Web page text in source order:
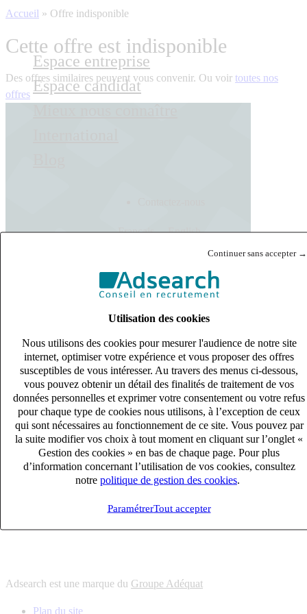
Continuer sans accepter →
Utilisation des cookies
Nous utilisons des cookies pour mesurer l'audience de notre site
internet, optimiser votre expérience et vous proposer des offres
susceptibles de vous intéresser. Au travers des menus ci-dessous,
vous pouvez obtenir un détail des finalités de traitement de vos
données personnelles et exprimer votre consentement ou votre refus
pour chaque type de cookies nous utilisons, à l’exception de ceux
qui sont nécessaires au fonctionnement de ce site. Vous pouvez par
la suite modifier vos choix à tout moment en cliquant sur l’onglet «
Gestion des cookies » en bas de chaque page. Pour plus
d’information concernant l’utilisation de vos cookies, consultez
notre politique de gestion des cookies
ParamétrerTout accepter
Espace entreprise
Espace candidat
Français English
Accueil » Offre indisponible
Cette offre est indisponible
Des offres similaires peuvent vous convenir. Ou voir toutes nos
offres
s'adapter à vos besoin en recrutement
10 univers
connaître votre secteur et ses enjeux
12 bureaux en France
proximité avec nos clients et nos talents
6 solutions
s'adapter à vos besoin en recrutement
10 univers
connaître votre secteur et ses enjeux
proximité avec nos clients et nos talents
Adsearch est une marque du Groupe Adéquat
Plan du site